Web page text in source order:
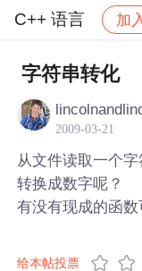
C++ 语言 加
社区 C++ 语言
字符串转化
2009-03-21
从文件读取一个
转换成数字呢？
有没有现成的函
给本帖投票